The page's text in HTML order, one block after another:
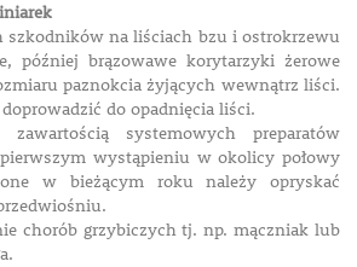
na liściach bzu i ostrokrzewu
później brązowawe korytarzyki żerowe
paznokcia żyjących wewnątrz liści.
do opadnięcia liści.
systemowych preparatów
wystąpieniu w okolicy połowy
w bieżącym roku należy opryskać
chorób grzybiczych tj. np. mączniak lub